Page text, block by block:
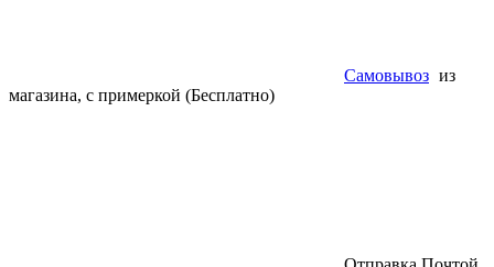
Самовывоз из
магазина, с примеркой (Бесплатно)